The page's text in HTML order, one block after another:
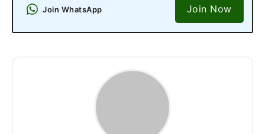
Join WhatsApp Join Now